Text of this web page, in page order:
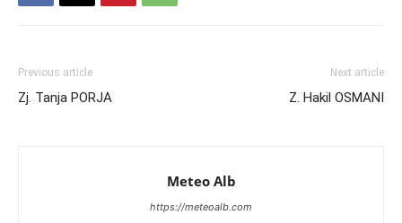
Previous article
Zj. Tanja PORJA
Next article
Z. Hakil OSMANI
Meteo Alb
https://meteoalb.com